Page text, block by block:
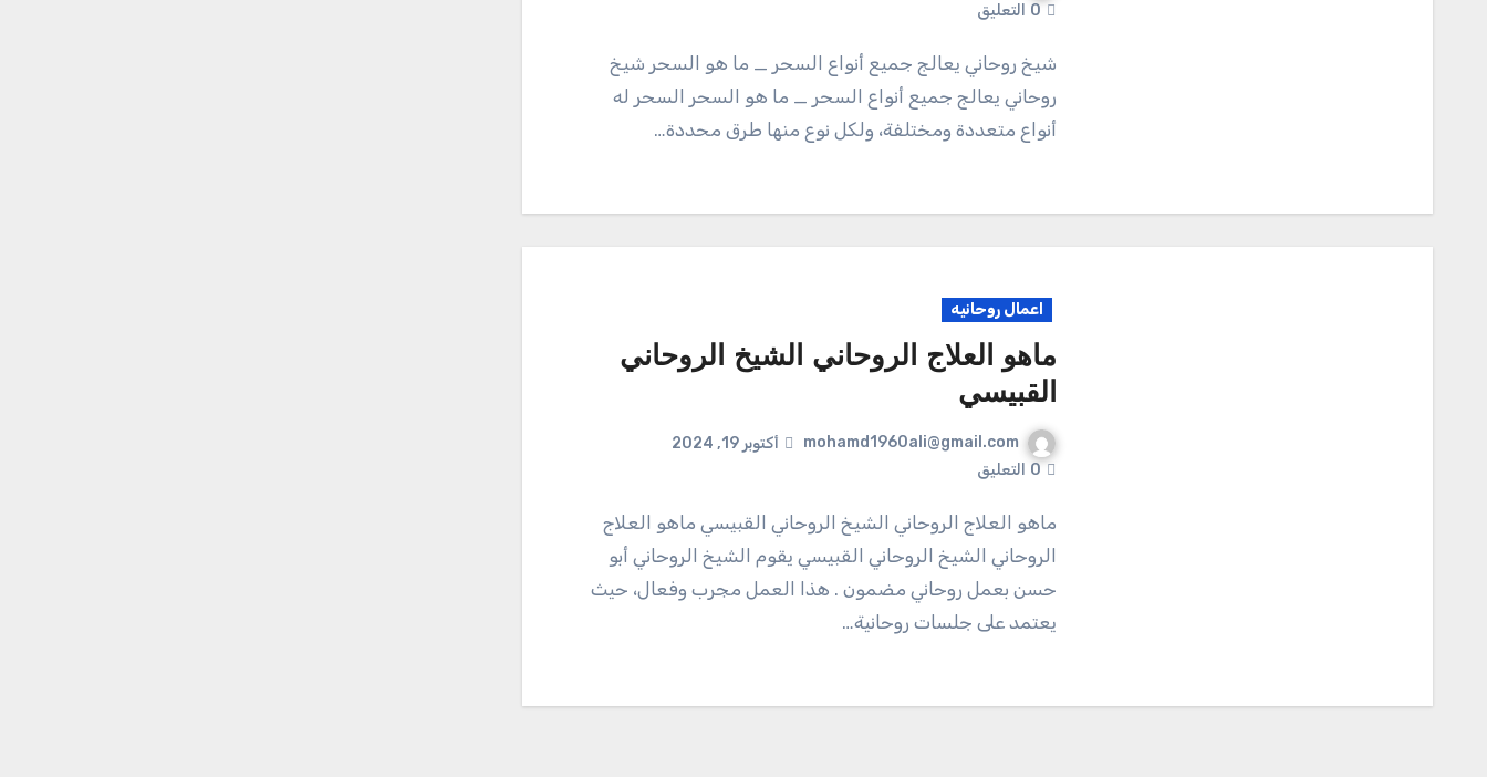
0 التعليق
شيخ روحاني يعالج جميع أنواع السحر _ ما هو السحر شيخ
روحاني يعالج جميع أنواع السحر _ ما هو السحر السحر له
أنواع متعددة ومختلفة، ولكل نوع منها طرق محددة…
اعمال روحانيه
ماهو العلاج الروحاني الشيخ الروحاني
القبيسي
mohamd1960ali@gmail.com
أكتوبر 19, 2024
0 التعليق
ماهو العلاج الروحاني الشيخ الروحاني القبيسي ماهو العلاج
الروحاني الشيخ الروحاني القبيسي يقوم الشيخ الروحاني أبو
حسن بعمل روحاني مضمون . هذا العمل مجرب وفعال، حيث
يعتمد على جلسات روحانية…